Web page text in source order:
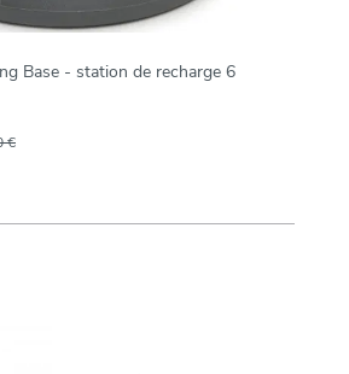
Base - station de recharge 6
€